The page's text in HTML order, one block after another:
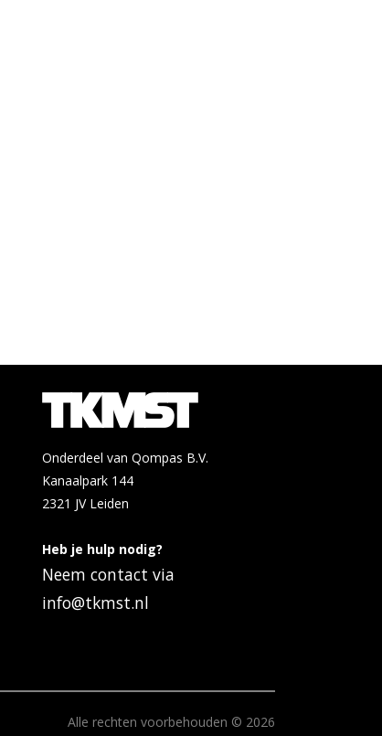
Onderdeel van Qompas B.V.
Kanaalpark 144
2321 JV Leiden
Heb je hulp nodig?
Neem contact via
info@tkmst.nl
Alle rechten voorbehouden © 2026